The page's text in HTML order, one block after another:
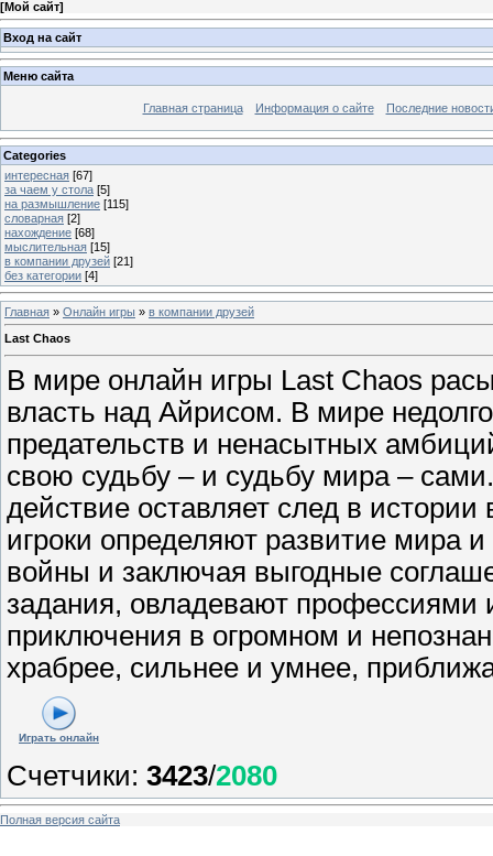
[Мой сайт]
Вход на сайт
Меню сайта
Главная страница Информация о сайте Последние
Categories
интересная [67]
за чаем у стола [5]
на размышление [115]
словарная [2]
нахождение [68]
мыслительная [15]
в компании друзей [21]
без категории [4]
Главная » Онлайн игры » в компании друзей
Last Chaos
В мире онлайн игры Last Chaos
власть над Айрисом. В мире
предательств и ненасытных
свою судьбу – и судьбу мира –
действие оставляет след в
игроки определяют развитие мира
войны и заключая выгодные
задания, овладевают
приключения в огромном и
храбрее, сильнее и умнее,
Играть онлайн
Счетчики: 3423/2080
Полная версия сайта